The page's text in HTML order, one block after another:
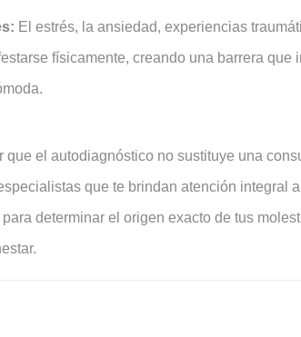
El estrés, la ansiedad, experiencias
físicamente, creando una barrera
que el autodiagnóstico no sustituye una
que te brindan atención integral
determinar el origen exacto de tus